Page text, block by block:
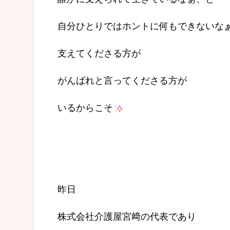
自分ひとりではホントに何もできないな
支えてくださる方が
がんばれと言ってくださる方が
いるからこそ
昨日
株式会社介護屋宮﨑の代表であり